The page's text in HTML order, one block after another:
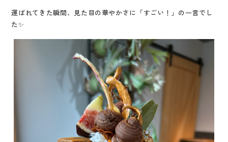
運ばれてきた瞬間、見た目の華やかさに「すごい！」の一言でし
た✨